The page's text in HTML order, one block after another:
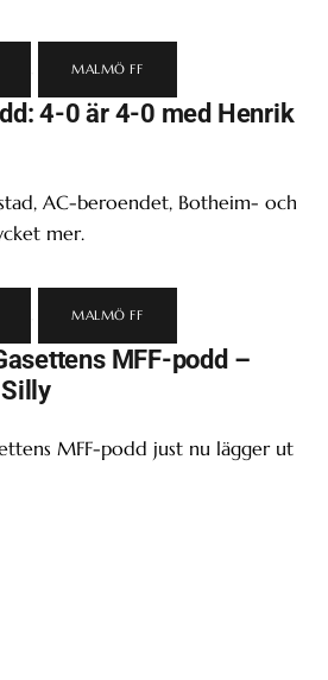
MALMÖ FF
4-0 är 4-0 med Henrik
AC-beroendet, Botheim- och
mer.
MALMÖ FF
MFF-podd –
MFF-podd just nu lägger ut